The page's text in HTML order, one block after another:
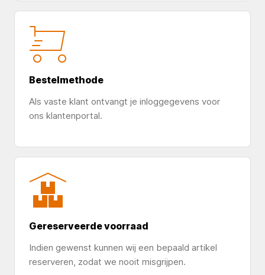
Bestelmethode
Als vaste klant ontvangt je inloggegevens voor
ons klantenportal.
Gereserveerde voorraad
Indien gewenst kunnen wij een bepaald artikel
reserveren, zodat we nooit misgrijpen.